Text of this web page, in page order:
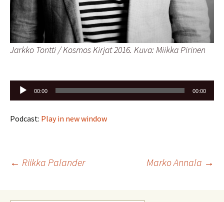
Jarkko Tontti / Kosmos Kirjat 2016. Kuva: Miikka Pirinen
Äänitoistin
00:00 00:00
Podcast: Play in new window
Artikkelien
← Riikka Palander Marko Annala →